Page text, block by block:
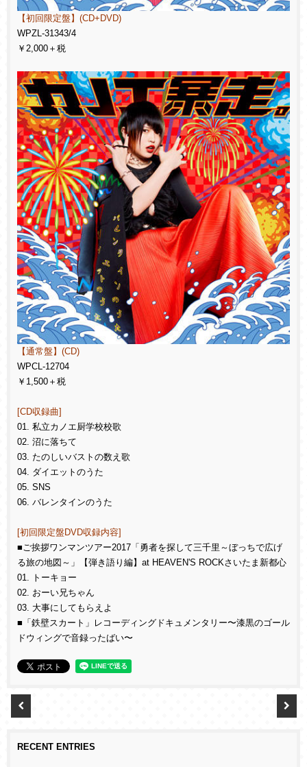
【初回限定盤】(CD+DVD)
WPZL-31343/4
￥2,000＋税
【通常盤】(CD)
WPCL-12704
￥1,500＋税
[CD収録曲]
01. 私立カノエ厨学校校歌
02. 沼に落ちて
03. たのしいバストの数え歌
04. ダイエットのうた
05. SNS
06. バレンタインのうた
[初回限定盤DVD収録内容]
■ご挨拶ワンマンツアー2017「勇者を探して三千里～ぼっちで広げ
る旅の地図～」【弾き語り編】at HEAVEN'S ROCKさいたま新都心
01. トーキョー
02. おーい兄ちゃん
03. 大事にしてもらえよ
■「鉄壁スカート」レコーディングドキュメンタリー〜漆黒のゴール
ドウィングで音録ったばい〜
RECENT ENTRIES